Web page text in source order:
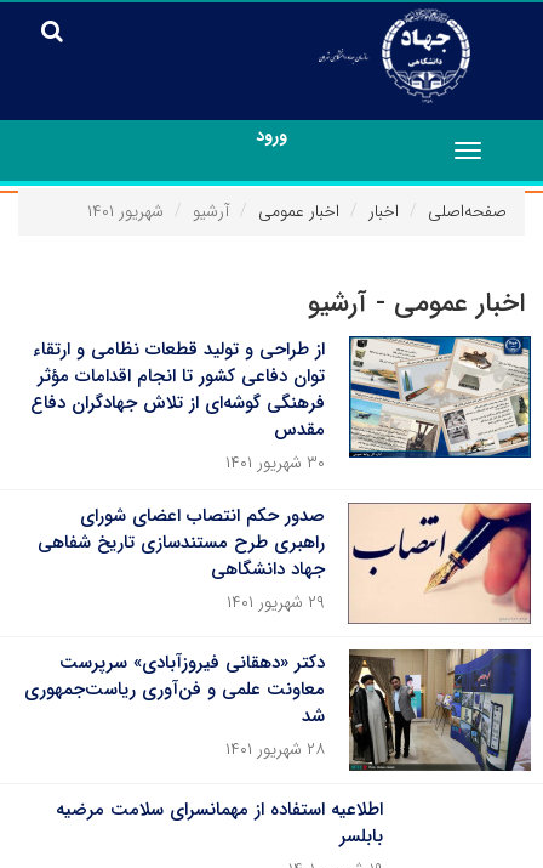
ورود
Toggle
navigation
صفحه‌اصلی
اخبار اخبار عمومی آرشیو شهریور ۱۴۰۱
اخبار عمومی - آرشیو
از طراحی و تولید قطعات نظامی و ارتقاء
توان دفاعی کشور تا انجام اقدامات مؤثر
فرهنگی گوشه‌ای از تلاش جهادگران دفاع
مقدس
۳۰ شهریور ۱۴۰۱
صدور حکم انتصاب اعضای شورای
راهبری طرح مستندسازی تاریخ شفاهی
جهاد دانشگاهی
۲۹ شهریور ۱۴۰۱
دکتر «دهقانی فیروزآبادی» سرپرست
معاونت علمی و فن‌آوری ریاست‌جمهوری
شد
۲۸ شهریور ۱۴۰۱
اطلاعیه استفاده از مهمانسرای سلامت مرضیه
بابلسر